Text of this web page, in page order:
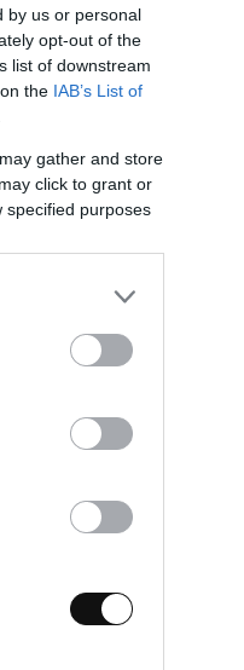
by us or personal
opt-out of the
list of downstream
the IAB’s List of
gather and store
click to grant or
specified purposes